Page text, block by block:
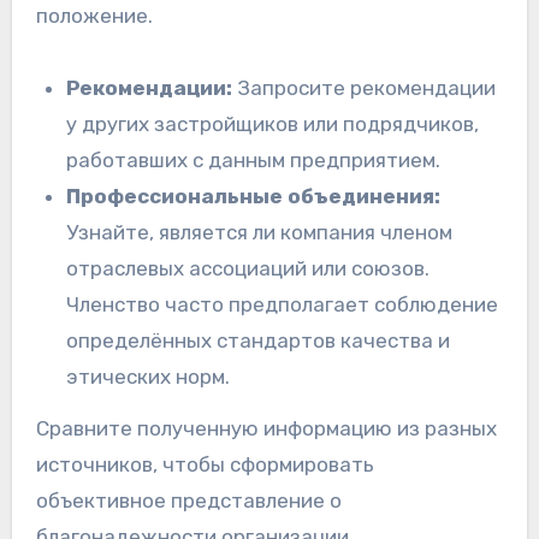
положение.
Рекомендации: Запросите рекомендации
у других застройщиков или подрядчиков,
работавших с данным предприятием.
Профессиональные объединения:
Узнайте, является ли компания членом
отраслевых ассоциаций или союзов.
Членство часто предполагает соблюдение
определённых стандартов качества и
этических норм.
Сравните полученную информацию из разных
источников, чтобы сформировать
объективное представление о